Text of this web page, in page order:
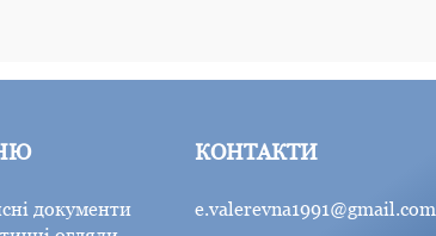
документи
КОНТАКТИ
e.valerevna1991@gmail.com